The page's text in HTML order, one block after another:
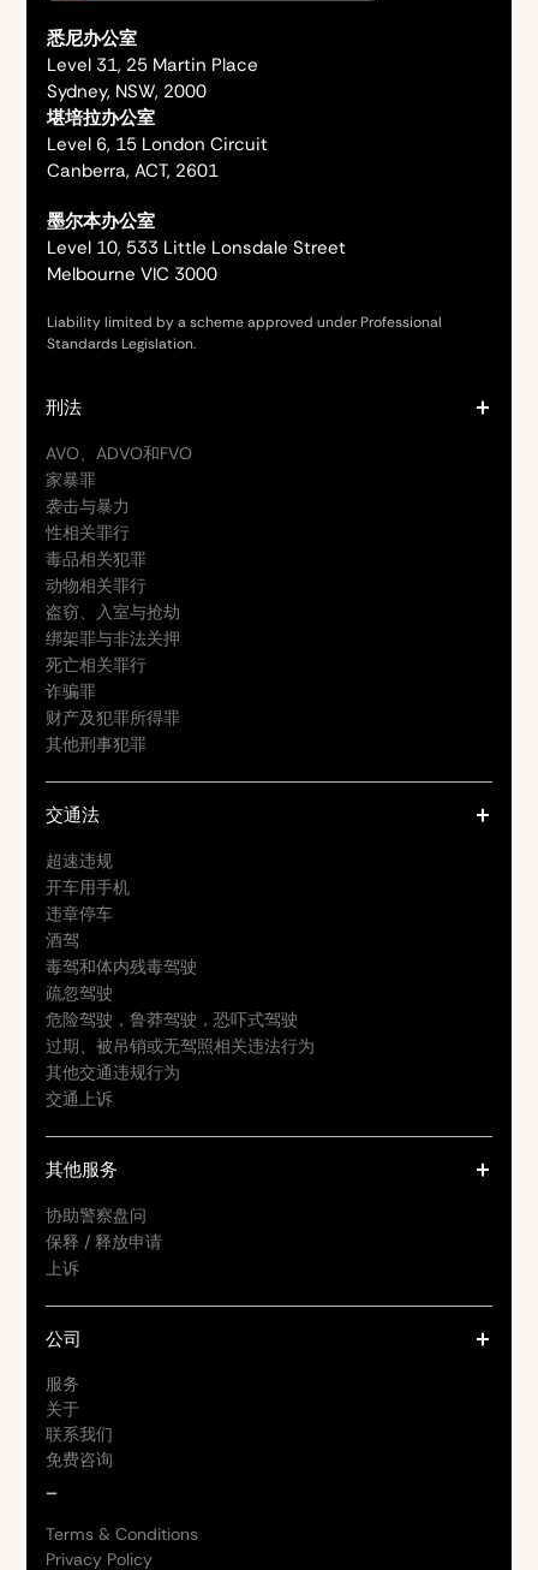
悉尼办公室
Level 31, 25 Martin Place
Sydney, NSW, 2000
堪培拉办公室
Level 6, 15 London Circuit
Canberra, ACT, 2601
墨尔本办公室
Level 10, 533 Little Lonsdale Street
Melbourne VIC 3000
Liability limited by a scheme approved under Professional
Standards Legislation.
刑法
AVO、ADVO和FVO
家暴罪
袭击与暴力
性相关罪行
毒品相关犯罪
动物相关罪行
盗窃、入室与抢劫
绑架罪与非法关押
死亡相关罪行
诈骗罪
财产及犯罪所得罪
其他刑事犯罪
交通法
超速违规
开车用手机
违章停车
酒驾
毒驾和体内残毒驾驶
疏忽驾驶
危险驾驶，鲁莽驾驶，恐吓式驾驶
过期、被吊销或无驾照相关违法行为
其他交通违规行为
交通上诉
其他服务
协助警察盘问
保释 / 释放申请
上诉
公司
服务
关于
联系我们
免费咨询
_
Terms & Conditions
Privacy Policy